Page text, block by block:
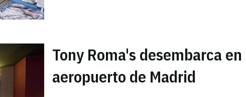
Tony Roma's desembarca
aeropuerto de Madrid